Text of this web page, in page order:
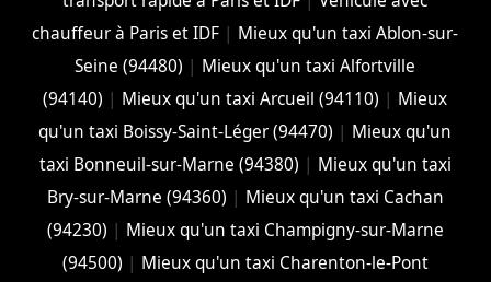
chauffeur à Paris et IDF | Mieux qu'un taxi Ablon-sur-
Seine (94480) | Mieux qu'un taxi Alfortville
(94140) | Mieux qu'un taxi Arcueil (94110) | Mieux
qu'un taxi Boissy-Saint-Léger (94470) | Mieux qu'un
taxi Bonneuil-sur-Marne (94380) | Mieux qu'un taxi
Bry-sur-Marne (94360) | Mieux qu'un taxi Cachan
(94230) | Mieux qu'un taxi Champigny-sur-Marne
(94500) | Mieux qu'un taxi Charenton-le-Pont